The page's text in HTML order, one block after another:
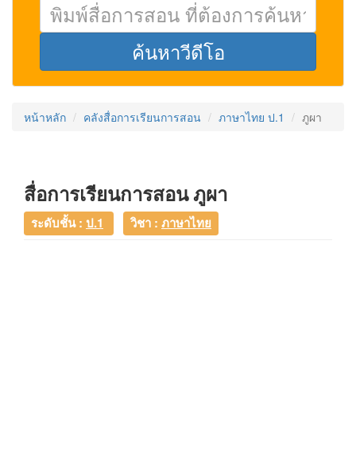
หน้าหลัก คลังสื่อการเรียนการสอน ภาษาไทย ป.1 ภูผา
สื่อการเรียนการสอน ภูผา
ระดับชั้น : ป.1 วิชา : ภาษาไทย